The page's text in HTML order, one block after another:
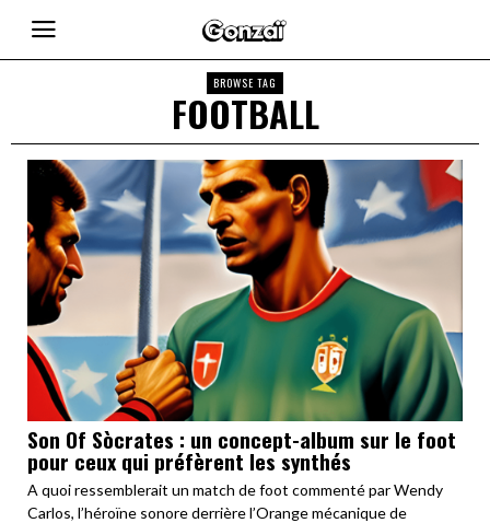
BROWSE TAG
FOOTBALL
Son Of Sòcrates : un concept-album sur le foot
pour ceux qui préfèrent les synthés
A quoi ressemblerait un match de foot commenté par Wendy
Carlos, l’héroïne sonore derrière l’Orange mécanique de